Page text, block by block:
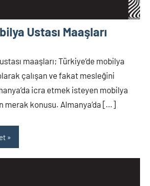
Ustası Maaşları
maaşları; Türkiye’de mobilya
çalışan ve fakat mesleğini
icra etmek isteyen mobilya
merak konusu. Almanya’da […]